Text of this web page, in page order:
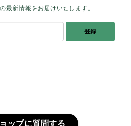
。 この石のふわりとした光を
」でした。これからはT様の
守ってくれるのではないかな
最新情報をお届けいたします。
登録
ップに質問する